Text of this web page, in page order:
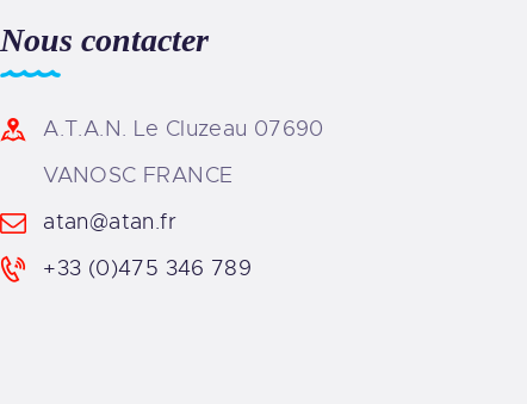
Nous contacter
A.T.A.N. Le Cluzeau 07690
VANOSC FRANCE
atan@atan.fr
+33 (0)475 346 789